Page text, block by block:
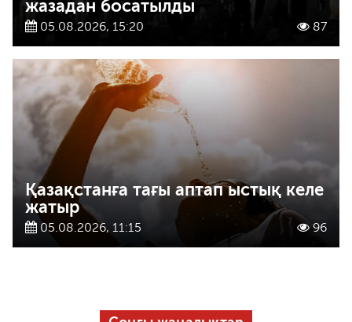
жазадан босатылды
05.08.2026, 15:20 87
Қазақстанға тағы аптап ыстық келе
жатыр
05.08.2026, 11:15 96